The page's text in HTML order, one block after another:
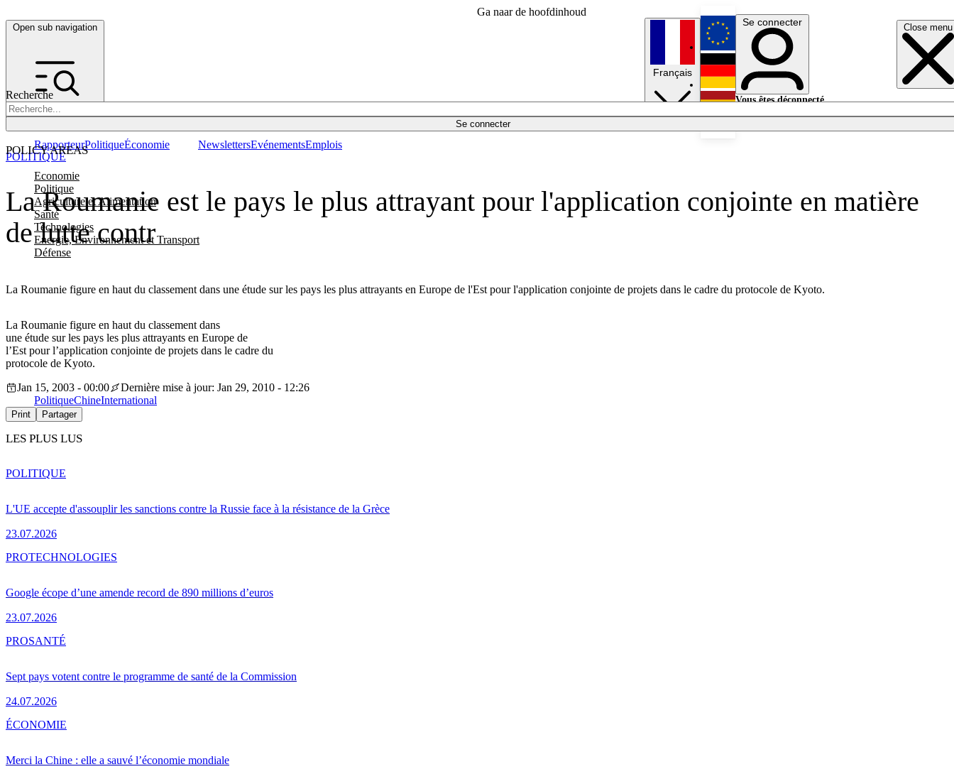
Ga naar de hoofdinhoud
Open sub navigation Close menu
Recherche
Se connecter
POLICY AREAS
Economie
Politique
Agriculture et Alimentation
Santé
Technologies
Energie, Environnement et Transport
Défense
RapporteurPolitiqueÉconomie NewslettersEvénementsEmplois
Français
English
Deutsch
Se connecter
Vous êtes déconnecté.
La Roumanie est le pays le plus attrayant pour l'application conjointe en matière
de lutte contr
La Roumanie figure en haut du classement dans une étude sur les pays les plus attrayants en Europe de l'Est pour l'application conjointe de projets dans le cadre du protocole de Kyoto.
POLITIQUE
La Roumanie figure en haut du classement dans
une étude sur les pays les plus attrayants en Europe de
l’Est pour l’application conjointe de projets dans le cadre du
protocole de Kyoto.
Jan 15, 2003 - 00:00
Dernière mise à jour: Jan 29, 2010 - 12:26
PolitiqueChineInternational
Print Partager
LES PLUS LUS
L'UE accepte d'assouplir les sanctions contre la Russie face à la résistance de la Grèce
23.07.2026
POLITIQUE
Google écope d’une amende record de 890 millions d’euros
23.07.2026
PROTECHNOLOGIES
Sept pays votent contre le programme de santé de la Commission
24.07.2026
PROSANTÉ
Merci la Chine : elle a sauvé l’économie mondiale
ÉCONOMIE